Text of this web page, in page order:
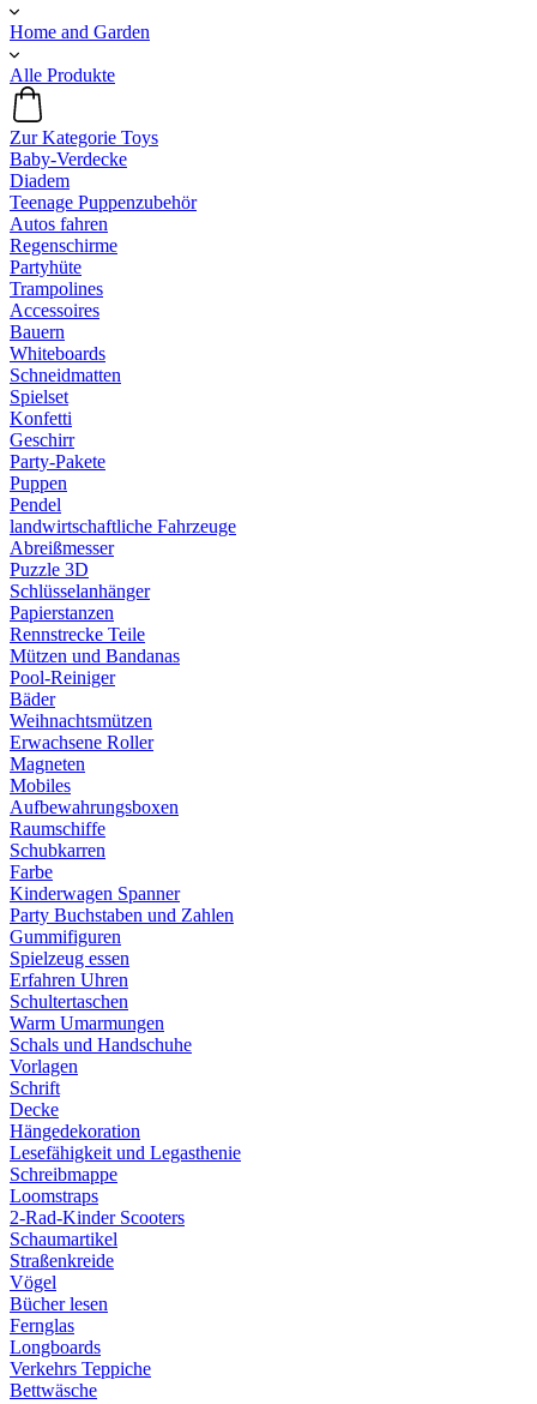
Home and Garden
Alle Produkte
Zur Kategorie Toys
Baby-Verdecke
Diadem
Teenage Puppenzubehör
Autos fahren
Regenschirme
Partyhüte
Trampolines
Accessoires
Bauern
Whiteboards
Schneidmatten
Spielset
Konfetti
Geschirr
Party-Pakete
Puppen
Pendel
landwirtschaftliche Fahrzeuge
Abreißmesser
Puzzle 3D
Schlüsselanhänger
Papierstanzen
Rennstrecke Teile
Mützen und Bandanas
Pool-Reiniger
Bäder
Weihnachtsmützen
Erwachsene Roller
Magneten
Mobiles
Aufbewahrungsboxen
Raumschiffe
Schubkarren
Farbe
Kinderwagen Spanner
Party Buchstaben und Zahlen
Gummifiguren
Spielzeug essen
Erfahren Uhren
Schultertaschen
Warm Umarmungen
Schals und Handschuhe
Vorlagen
Schrift
Decke
Hängedekoration
Lesefähigkeit und Legasthenie
Schreibmappe
Loomstraps
2-Rad-Kinder Scooters
Schaumartikel
Straßenkreide
Vögel
Bücher lesen
Fernglas
Longboards
Verkehrs Teppiche
Bettwäsche